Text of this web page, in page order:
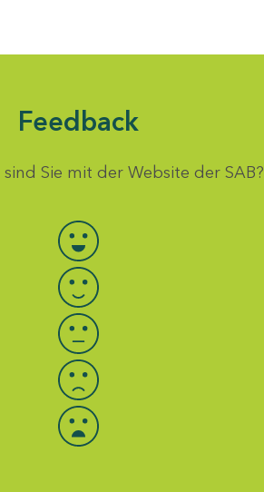
Feedback
Sie mit der Website der SAB?
Bewertung auswählen